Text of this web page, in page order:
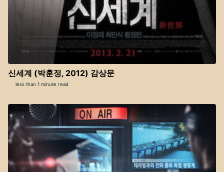
신세계 (박훈정, 2012) 감상문
less than 1 minute read